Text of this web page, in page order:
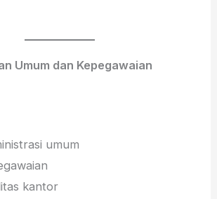
Umum dan Kepegawaian
umum
kantor